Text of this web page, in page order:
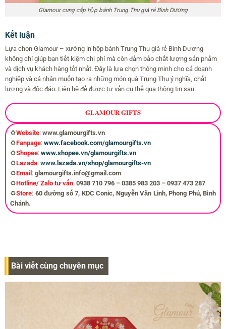
Glamour cung cấp hộp bánh Trung Thu giá rẻ Bình Dương
Kết luận
Lựa chọn Glamour – xưởng in hộp bánh Trung Thu giá rẻ Bình Dương
không chỉ giúp bạn tiết kiệm chi phí mà còn đảm bảo chất lượng sản phẩm
và dịch vụ khách hàng tốt nhất. Đây là lựa chọn thông minh cho cả doanh
nghiệp và cá nhân muốn tạo ra những món quà Trung Thu ý nghĩa, chất
lượng và độc đáo. Liên hệ để được tư vấn cụ thể qua thông tin sau:
𝐆𝐋𝐀𝐌𝐎𝐔𝐑 𝐆𝐈𝐅𝐓𝐒
♻️Website: www.glamourgifts.vn
♻️Fanpage: www.facebook.com/glamourgifts.vn
♻️Shopee: www.shopee.vn/glamourgifts.vn
♻️Lazada: www.lazada.vn/shop/glamourgifts-vn
♻️Email : glamourgifts.info@gmail.com
♻️Hotline/ Zalo tư vấn: 0938 710 796 – 0385 983 203 – 0937 473 287
♻️Store: 60 đường số 7, KDC Conic, Nguyễn Văn Linh, Phong Phú, Bình
Chánh.
Bài viết cùng chuyên mục